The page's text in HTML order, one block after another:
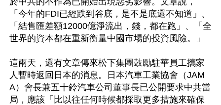
「今年的FDI已經跌到谷底，是不是底還不知道」、
「結售匯差額12000億淨流出，錢，都在跑」、「全
世界的資本都在重新衡量中國市場的投資風險。」
這兩天，還有文章傳來松下集團鼓勵駐華員工攜家
人暫時返回日本的消息。日本汽車工業協會（JAM
A）會長兼五十鈴汽車公司董事長已公開要求中共當
局，應該「比以往任何時候都採取更多措施來確保